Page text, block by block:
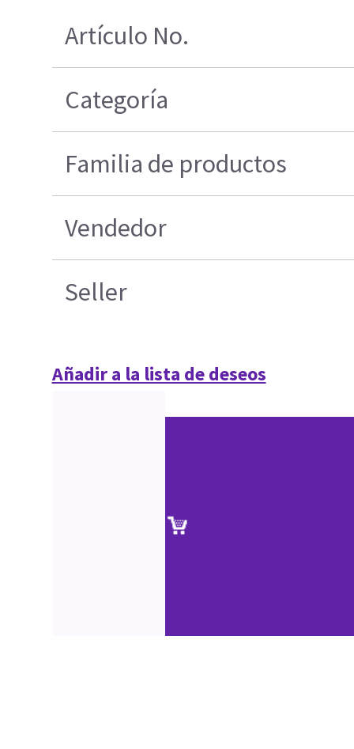
Artículo No.
Categoría
Familia de productos
Vendedor
Seller
Añadir a la lista de deseos